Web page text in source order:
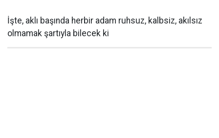
İşte, aklı başında herbir adam ruhsuz, kalbsiz, akılsız
olmamak şartıyla bilecek ki